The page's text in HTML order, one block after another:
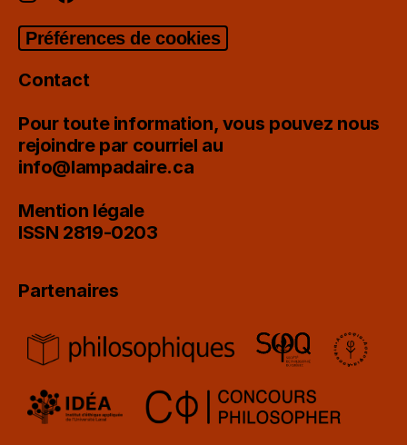
Préférences de cookies
Contact
Pour toute information, vous pouvez nous
rejoindre par courriel au
info@lampadaire.ca
Mention légale
ISSN 2819-0203
Partenaires